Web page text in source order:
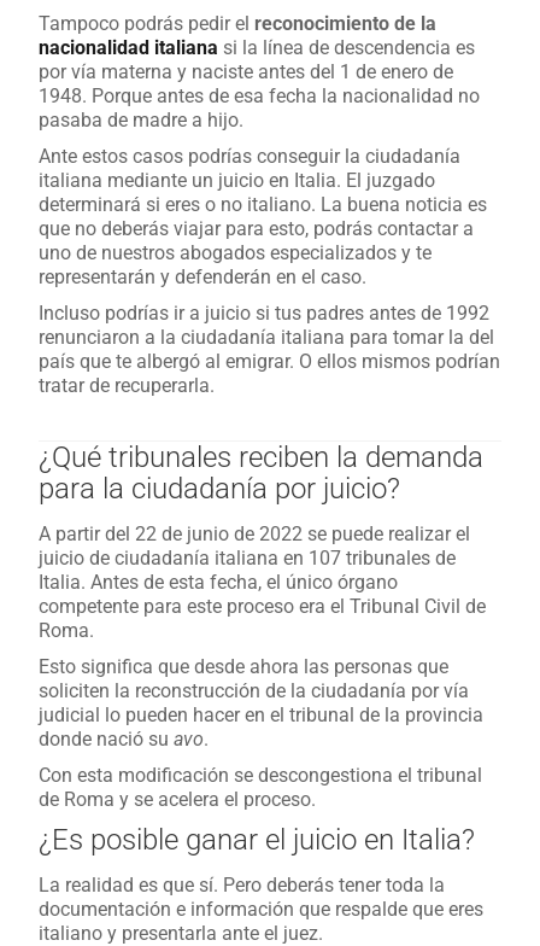
Tampoco podrás pedir el reconocimiento de la
nacionalidad italiana si la línea de descendencia es
por vía materna y naciste antes del 1 de enero de
1948. Porque antes de esa fecha la nacionalidad no
pasaba de madre a hijo.
Ante estos casos podrías conseguir la ciudadanía
italiana mediante un juicio en Italia. El juzgado
determinará si eres o no italiano. La buena noticia es
que no deberás viajar para esto, podrás contactar a
uno de nuestros abogados especializados y te
representarán y defenderán en el caso.
Incluso podrías ir a juicio si tus padres antes de 1992
renunciaron a la ciudadanía italiana para tomar la del
país que te albergó al emigrar. O ellos mismos podrían
tratar de recuperarla.
¿Qué tribunales reciben la demanda
para la ciudadanía por juicio?
A partir del 22 de junio de 2022 se puede realizar el
juicio de ciudadanía italiana en 107 tribunales de
Italia. Antes de esta fecha, el único órgano
competente para este proceso era el Tribunal Civil de
Roma.
Esto significa que desde ahora las personas que
soliciten la reconstrucción de la ciudadanía por vía
judicial lo pueden hacer en el tribunal de la provincia
donde nació suavo.
Con esta modificación se descongestiona el tribunal
de Roma y se acelera el proceso.
¿Es posible ganar el juicio en Italia?
La realidad es que sí. Pero deberás tener toda la
documentación e información que respalde que eres
italiano y presentarla ante el juez.